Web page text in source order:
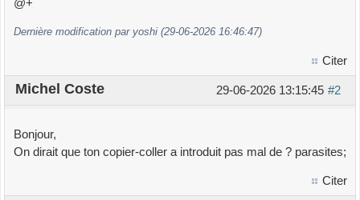
@+
Dernière modification par yoshi (29-06-2026 16:46:47)
Citer
#2
29-06-2026 13:15:45
Michel Coste
Bonjour,
On dirait que ton copier-coller a introduit pas mal de ? parasites;
Citer